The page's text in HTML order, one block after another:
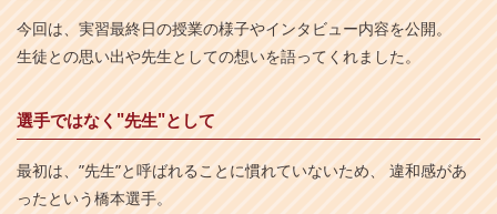
今回は、実習最終日の授業の様子やインタビュー内容を公開。
生徒との思い出や先生としての想いを語ってくれました。
選手ではなく"先生"として
最初は、”先生”と呼ばれることに慣れていないため、 違和感があ
ったという橋本選手。